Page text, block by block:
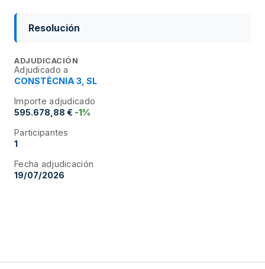
Resolución
ADJUDICACIÓN
Adjudicado a
CONSTÈCNIA 3, SL
Importe adjudicado
595.678,88 € -1%
Participantes
1
Fecha adjudicación
19/07/2026